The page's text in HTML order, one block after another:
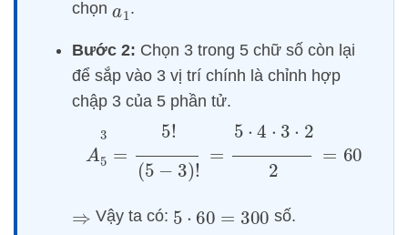
chọn a1.
Bước 2: Chọn 3 trong 5 chữ số còn lại
để sắp vào 3 vị trí chính là chỉnh hợp
chập 3 của 5 phần tử.
5!( 5 ⋅4⋅ 3 ⋅2 2=
⇒ Vậy ta có: 5 ⋅60=300 số.